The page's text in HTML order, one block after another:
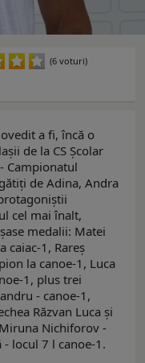
(6 voturi)
a fi, încă o
de la CS Școlar
Campionatul
de Adina, Andra
cel mai înalt,
medalii: Matei
caiac-1, Rareș
la canoe-1, Luca
1, plus trei
- canoe-1,
Răzvan Luca și
Nichiforov -
- locul 7 l canoe-1.